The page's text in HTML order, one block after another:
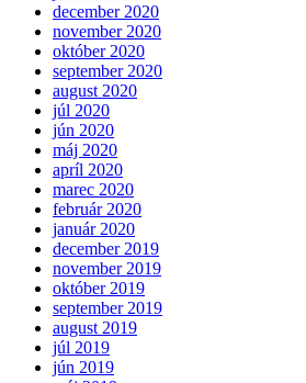
december 2020
november 2020
október 2020
september 2020
august 2020
júl 2020
jún 2020
máj 2020
apríl 2020
marec 2020
február 2020
január 2020
december 2019
november 2019
október 2019
september 2019
august 2019
júl 2019
jún 2019